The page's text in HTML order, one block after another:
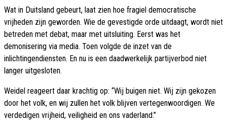
Wat in Duitsland gebeurt, laat zien hoe fragiel democratische
vrijheden zijn geworden. Wie de gevestigde orde uitdaagt, wordt niet
betreden met debat, maar met uitsluiting. Eerst was het
demonisering via media. Toen volgde de inzet van de
inlichtingendiensten. En nu is een daadwerkelijk partijverbod niet
langer uitgesloten.
Weidel reageert daar krachtig op: “Wij buigen niet. Wij zijn gekozen
door het volk, en wij zullen het volk blijven vertegenwoordigen. We
verdedigen vrijheid, veiligheid en ons vaderland.”